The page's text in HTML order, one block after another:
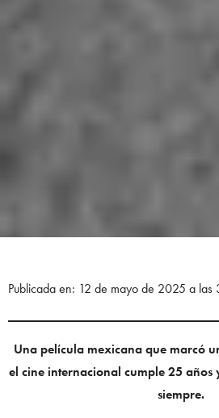
Publicada en: 12 de mayo de 2025 a las
Una película mexicana que marcó
el cine internacional cumple 25 años
siempre.